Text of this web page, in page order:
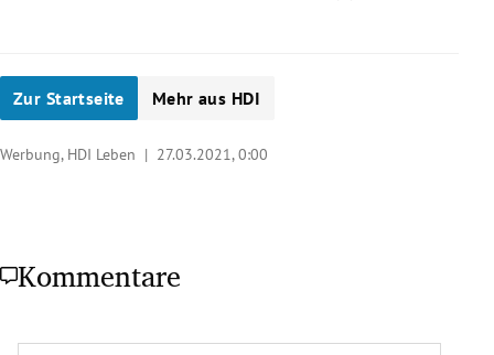
Zur Startseite Mehr aus HDI
Werbung, HDI Leben | 27.03.2021, 0:00
Kommentare